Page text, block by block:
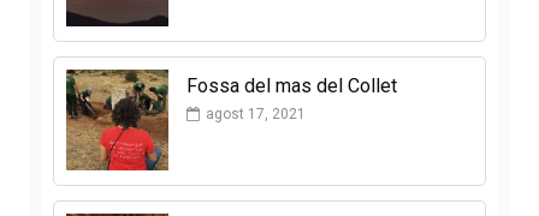
Fossa del mas del Collet
agost 17, 2021